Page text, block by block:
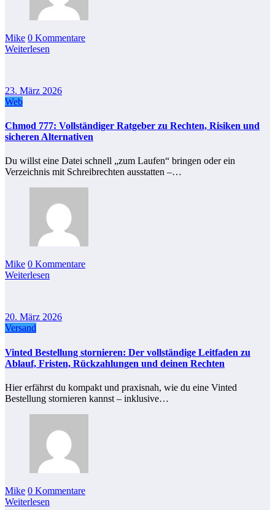
Mike 0 Kommentare
Weiterlesen
23. März 2026
Web
Chmod 777: Vollständiger Ratgeber zu Rechten, Risiken und
sicheren Alternativen
Du willst eine Datei schnell „zum Laufen“ bringen oder ein
Verzeichnis mit Schreibrechten ausstatten –…
Mike 0 Kommentare
Weiterlesen
20. März 2026
Versand
Vinted Bestellung stornieren: Der vollständige Leitfaden zu
Ablauf, Fristen, Rückzahlungen und deinen Rechten
Hier erfährst du kompakt und praxisnah, wie du eine Vinted
Bestellung stornieren kannst – inklusive…
Mike 0 Kommentare
Weiterlesen